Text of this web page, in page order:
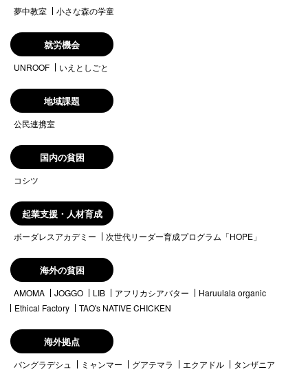
夢中教室 小さな森の学童
就労機会
UNROOF いえとしごと
地域課題
公民連携室
国内の貧困
コシツ
起業支援・人材育成
ボーダレスアカデミー 次世代リーダー育成プログラム「HOPE」
海外の貧困
AMOMA JOGGO LIB アフリカシアバター
Haruulala organic
Ethical Factory
TAO's NATIVE CHICKEN
海外拠点
バングラデシュ ミャンマー グアテマラ エクアドル
タンザニア